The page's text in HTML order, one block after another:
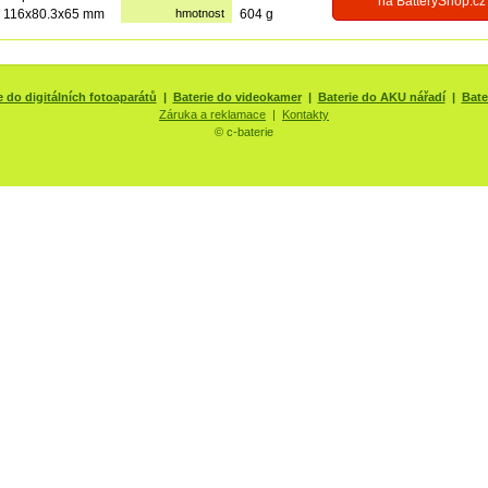
116x80.3x65 mm hmotnost 604 g
do digitálních fotoaparátů | Baterie do videokamer| Baterie do AKU nářadí|
Záruka a reklamace | Kontakty
© c-baterie